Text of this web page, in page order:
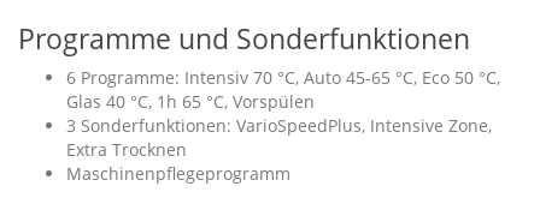
Programme und Sonderfunktionen
6 Programme: Intensiv 70 °C, Auto 45-65 °C, Eco 50 °C,
Glas 40 °C, 1h 65 °C, Vorspülen
3 Sonderfunktionen: VarioSpeedPlus, Intensive Zone,
Extra Trocknen
Maschinenpflegeprogramm